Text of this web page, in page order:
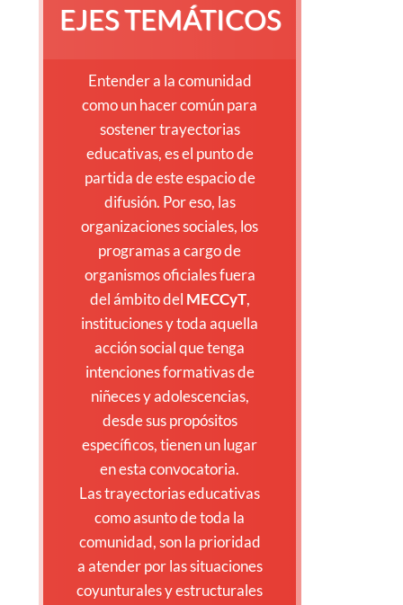
EJES TEMÁTICOS
Entender a la comunidad
como un hacer común para
sostener trayectorias
educativas, es el punto de
partida de este espacio de
difusión. Por eso, las
organizaciones sociales, los
programas a cargo de
organismos oficiales fuera
del ámbito del MECCyT,
instituciones y toda aquella
acción social que tenga
intenciones formativas de
niñeces y adolescencias,
desde sus propósitos
específicos, tienen un lugar
en esta convocatoria.
Las trayectorias educativas
como asunto de toda la
comunidad, son la prioridad
a atender por las situaciones
coyunturales y estructurales